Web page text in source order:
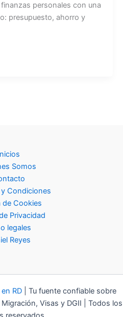
personales con una
presupuesto, ahorro y
Somos
Condiciones
de Cookies
Privacidad
legales
Reyes
RD | Tu fuente confiable sobre
Visas y DGII | Todos los